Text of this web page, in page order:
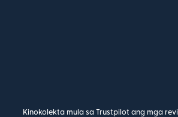
Kinokolekta mula sa Trustpilot ang mga